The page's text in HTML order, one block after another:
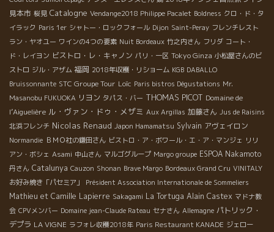
見本市 桜見 Catalogne Vendange2018 Philippe Pacalet Boldness クロ・ド・タ
イラック Paris 1er シャトー・ロックフォール Dijon Saint-Peray フレンチレスト
ラン・ヤオユー ワインの4つの要素 Nuit Bordeaux 竹之内さん フリダ コート・
ド・レイヨン ビストロ・レ・キャノン パリ・一区 Tokyo Ginza 小松屋さんのビ
ストロ ジル・アザム 福岡 2018年収穫・リショーム KGB DABALLO
Bruissonnante STC Groupe Tour Loïc Paris bistros Dégustations Mr.
Masanobu FUKUOKA リヨン タパス・バー THOMAS PICOT Domaine de
l’Aiguelière ル・ヴァン・ドゥ・メザミ Aux Argillas 加藤さん Jus de Raisins
北浜フレンチ Nicolas Renaud Japon Hamamatsu Sylvain アヴェイロン
Normandie ＢＭＯ社の鎌田さん ビストロ・ア・ボワール・エ・ア・マンジェ リリ
アン・ボシェ Asami 中山さん マルゴグループ Margo groupe ESPOA Nakamoto
丹さん Catalunya Cauzon Shonan Brave Margo Bordeaux Grand Cru VINITALY
お好み焼き「パセミア」
Président Association Internationale de Sommeliers
Mathieu et Camille Lapierre Sakagami La Tortuga Alain Castex マドナ教
会 CPVメンバー Domaine jean-Claude Rateau セナさん Allemagne パトリック・
デプラ LA VIGNE ラフォレ収穫2018年 Paris Restaurant KANADE ジェロー